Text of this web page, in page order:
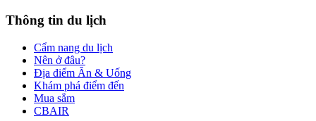
Thông tin du lịch
Cẩm nang du lịch
Nên ở đâu?
Địa điểm Ăn & Uống
Khám phá điểm đến
Mua sắm
CBAIR